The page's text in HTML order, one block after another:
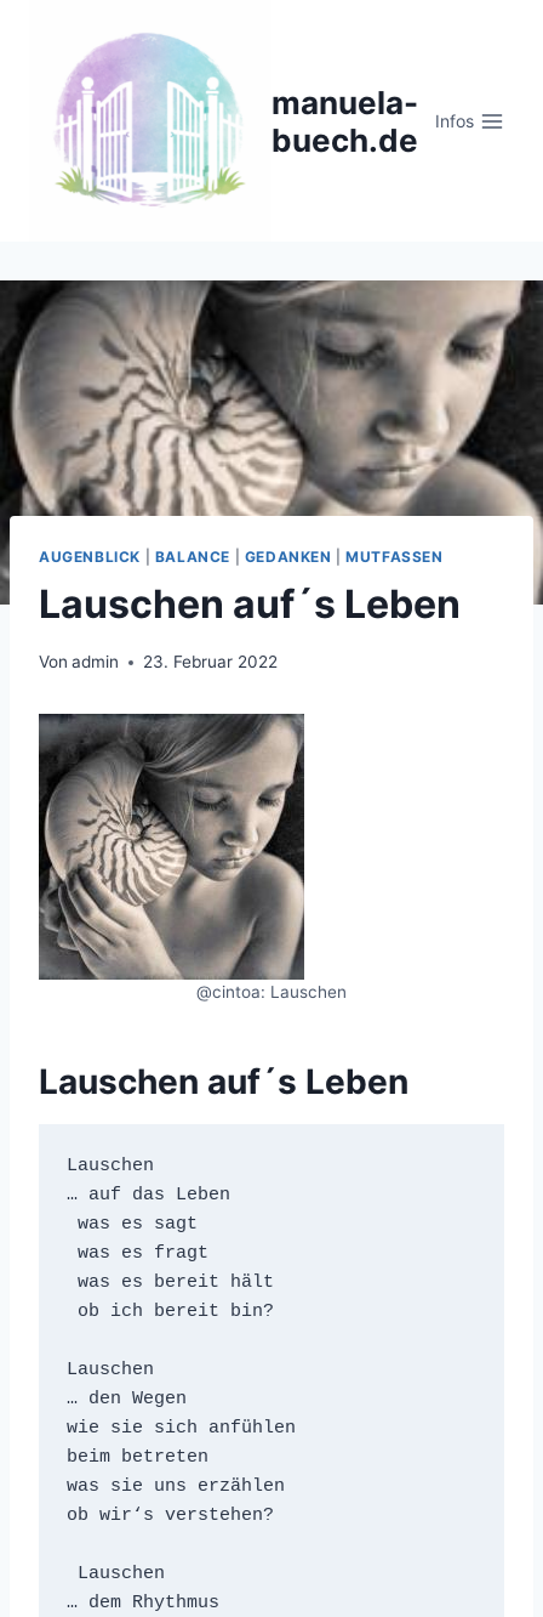
springen
manuela-
buech.de
Infos
AUGENBLICK BALANCE GEDANKEN |MUTFASSEN
Lauschen auf´s Leben
Von admin 23. Februar 2022
@cintoa: Lauschen
Lauschen auf´s Leben
Lauschen
… auf das Leben
Lauschen
… den Wegen
wie sie sich anfühlen
beim betreten
was sie uns erzählen
ob wir‘s verstehen?
… dem Rhythmus